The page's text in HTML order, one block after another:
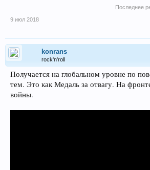
Последнее
9 июл 2018
konrans
rock'n'roll
Получается на глобальном уровне по
тем. Это как Медаль за отвагу. На
войны.